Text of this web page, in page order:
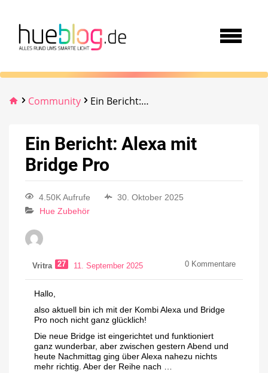
Community Ein Bericht: Alexa mit Bridge Pro
Ein Bericht: Alexa mit
Bridge Pro
4.50K Aufrufe
30. Oktober 2025
Hue Zubehör
Vritra 27 11. September 2025 0 Kommentare
Hallo,
also aktuell bin ich mit der Kombi Alexa und Bridge
Pro noch nicht ganz glücklich!
Die neue Bridge ist eingerichtet und funktioniert
ganz wunderbar, aber zwischen gestern Abend und
heute Nachmittag ging über Alexa nahezu nichts
mehr richtig. Aber der Reihe nach …